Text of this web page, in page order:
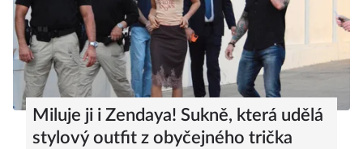
Miluje ji i Zendaya! Sukně, která udělá
stylový outfit z obyčejného trička